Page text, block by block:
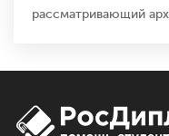
рассматривающий